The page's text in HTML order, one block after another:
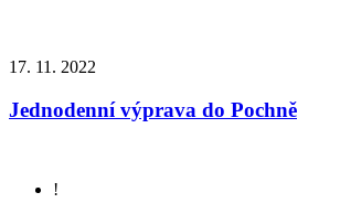
17. 11. 2022
Jednodenní výprava do Pochně
!